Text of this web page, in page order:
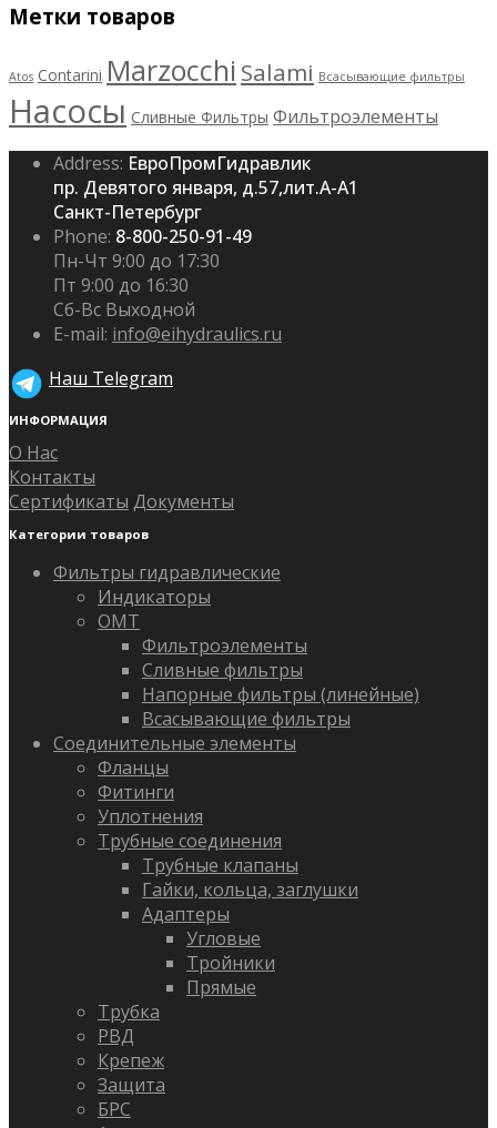
Метки товаров
Atos Contarini Marzocchi Salami Всасывающие фильтры
Насосы Сливные Фильтры Фильтроэлементы
Address: ЕвроПромГидравлик
пр. Девятого января, д.57,лит.А-А1
Санкт-Петербург
Phone: 8-800-250-91-49
Пн-Чт 9:00 до 17:30
Пт 9:00 до 16:30
Сб-Вс Выходной
E-mail: info@eihydraulics.ru
Наш Telegram
ИНФОРМАЦИЯ
О Нас
Контакты
Сертификаты Документы
Категории товаров
Фильтры гидравлические
Индикаторы
OMT
Фильтроэлементы
Сливные фильтры
Напорные фильтры (линейные)
Всасывающие фильтры
Соединительные элементы
Фланцы
Фитинги
Уплотнения
Трубные соединения
Трубные клапаны
Гайки, кольца, заглушки
Адаптеры
Угловые
Тройники
Прямые
Трубка
РВД
Крепеж
Защита
БРС